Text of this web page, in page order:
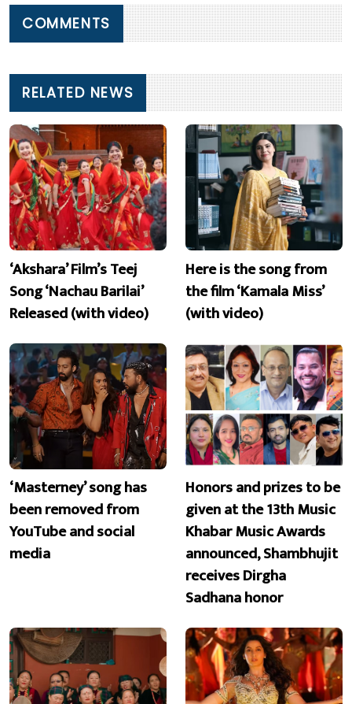
COMMENTS
RELATED NEWS
‘Akshara’ Film’s Teej
Song ‘Nachau Barilai’
Released (with video)
Here is the song from
the film ‘Kamala Miss’
(with video)
‘Masterney’ song has
been removed from
YouTube and social
media
Honors and prizes to be
given at the 13th Music
Khabar Music Awards
announced, Shambhujit
receives Dirgha
Sadhana honor